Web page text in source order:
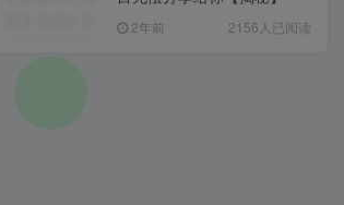
2年前 2156人已阅读